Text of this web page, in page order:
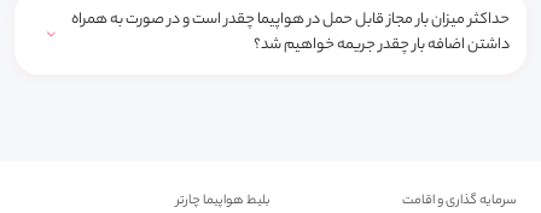
حداکثر میزان بار مجاز قابل حمل در هواپیما چقدر است و در صورت به همراه
داشتن اضافه بار چقدر جریمه خواهیم شد؟
سرمایه گذاری و اقامت
بلیط هواپیما چارتر